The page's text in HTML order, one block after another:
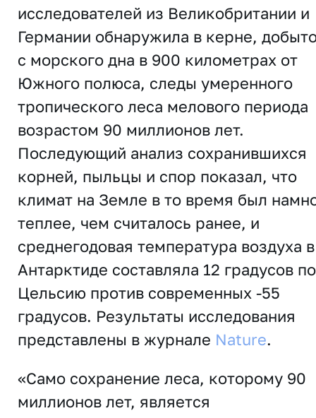
исследователей из Великобритании и
Германии обнаружила в керне,
с морского дна в 900 километрах от
Южного полюса, следы умеренного
тропического леса мелового периода
возрастом 90 миллионов лет.
Последующий анализ сохранившихся
корней, пыльцы и спор показал, что
климат на Земле в то время был
теплее, чем считалось ранее, и
среднегодовая температура воздуха в
Антарктиде составляла 12 градусов по
Цельсию против современных -55
градусов. Результаты исследования
представлены в журнале Nature.
«Само сохранение леса, которому 90
миллионов лет, является